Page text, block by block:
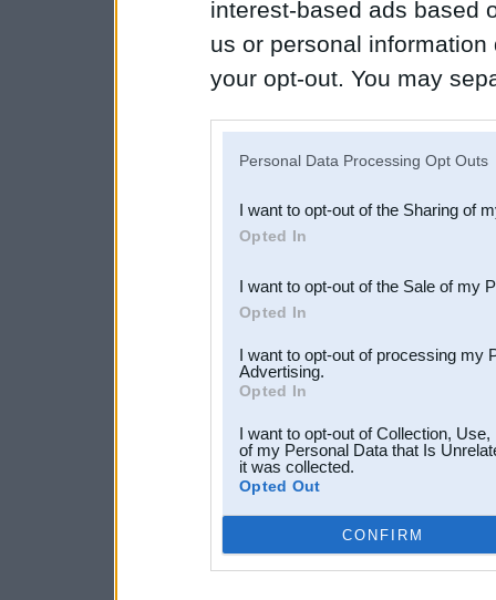
interest-based ads based
us or personal
your opt-out. You may
Downstream Participants
third parties.
Personal Data Processing Opt Outs
I want to opt-out of the Sharing of
Opted In
I want to opt-out of the Sale of my
Opted In
I want to opt-out of processing my
Advertising.
Opted In
I want to opt-out of Collection,
of my Personal Data that Is
it was collected.
Opted Out
CONFIRM